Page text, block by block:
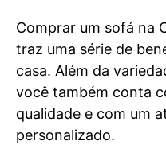
Comprar um sofá na
traz uma série de
casa. Além da
você também conta
qualidade e com um
personalizado.